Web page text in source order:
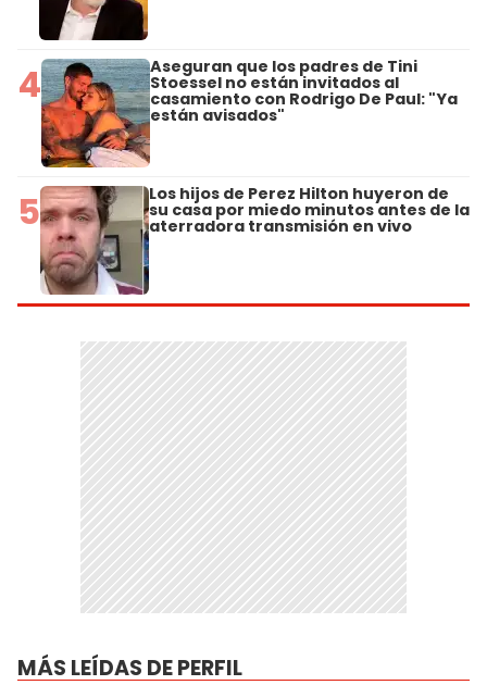
4 Aseguran que los padres de Tini
Stoessel no están invitados al
casamiento con Rodrigo De Paul: "Ya
están avisados"
5 Los hijos de Perez Hilton huyeron de
su casa por miedo minutos antes de la
aterradora transmisión en vivo
MÁS LEÍDAS DE PERFIL